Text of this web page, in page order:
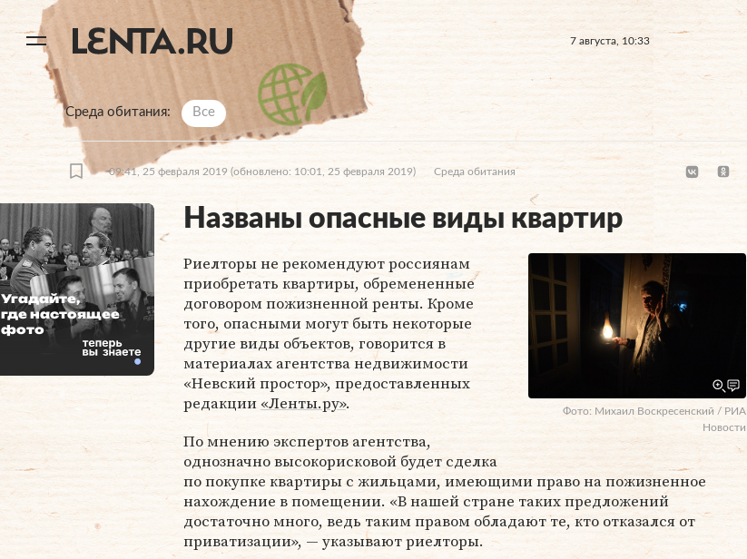
7 августа, 10:33
Среда обитания Все
09:41, 25 февраля 2019 (обновлено: 10:01, 25 февраля 2019) Среда обитания
Названы опасные виды квартир
Фото: Михаил Воскресенский / РИА
Новости
Риелторы не рекомендуют россиянам
приобретать квартиры, обремененные
договором пожизненной ренты. Кроме
того, опасными могут быть некоторые
другие виды объектов, говорится в
материалах агентства недвижимости
«Невский простор», предоставленных
редакции «Ленты.ру».
По мнению экспертов агентства,
однозначно высокорисковой будет сделка
по покупке квартиры с жильцами, имеющими право на пожизненное
нахождение в помещении. «В нашей стране таких предложений
достаточно много, ведь таким правом обладают те, кто отказался от
приватизации», — указывают риелторы.
Угадайте,
где настоящее
фото